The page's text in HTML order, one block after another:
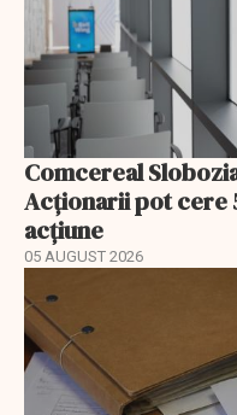
Comcereal
Acționarii pot cere
acțiune
05 AUGUST 2026